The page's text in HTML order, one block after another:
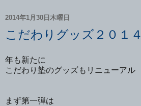
2014年1月30日木曜日
こだわりグッズ２０１４
年も新たに
こだわり塾のグッズもリニューアル
まず第一弾は